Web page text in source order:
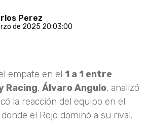
Perez
de 2025 20:03:00
empate en el 1 a 1 entre
Racing, Álvaro Angulo, analizó
la reacción del equipo en el
el Rojo dominó a su rival.